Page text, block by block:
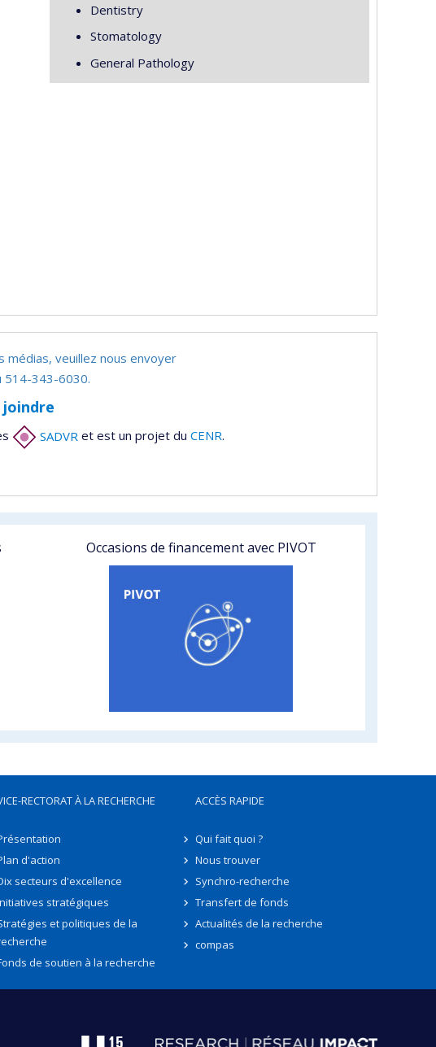
Dentistry
Stomatology
General Pathology
médias, veuillez nous envoyer
514-343-6030.
joindre
SADVR et est un projet du CENR.
Occasions de financement avec PIVOT
RECTORAT À LA RECHERCHE
d'action
secteurs d'excellence
stratégiques
et politiques de la
de soutien à la recherche
ACCÈS RAPIDE
Qui fait quoi ?
Nous trouver
Synchro-recherche
Transfert de fonds
Actualités de la recherche
compas